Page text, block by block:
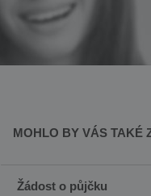
MOHLO BY VÁS TAKÉ
Žádost o půjčku